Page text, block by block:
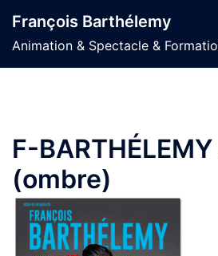
au
contenu
François Barthélemy
Animation & Spectacle &
F-
(ombre)